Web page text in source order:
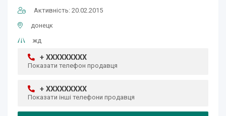
Активність: 20.02.2015
донецк
жд
+ XXXXXXXXX
Показати телефон продавця
+ XXXXXXXXX
Показати інші телефони продавця